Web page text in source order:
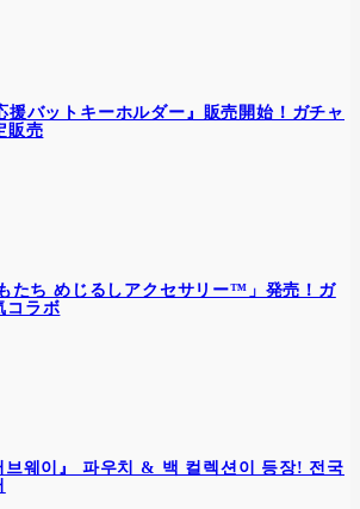
援バットキーホルダー』販売開始！ガチャ
販売
たち めじるしアクセサリー™」発売！ガ
コラボ
브웨이』 파우치 & 백 컬렉션이 등장! 전국